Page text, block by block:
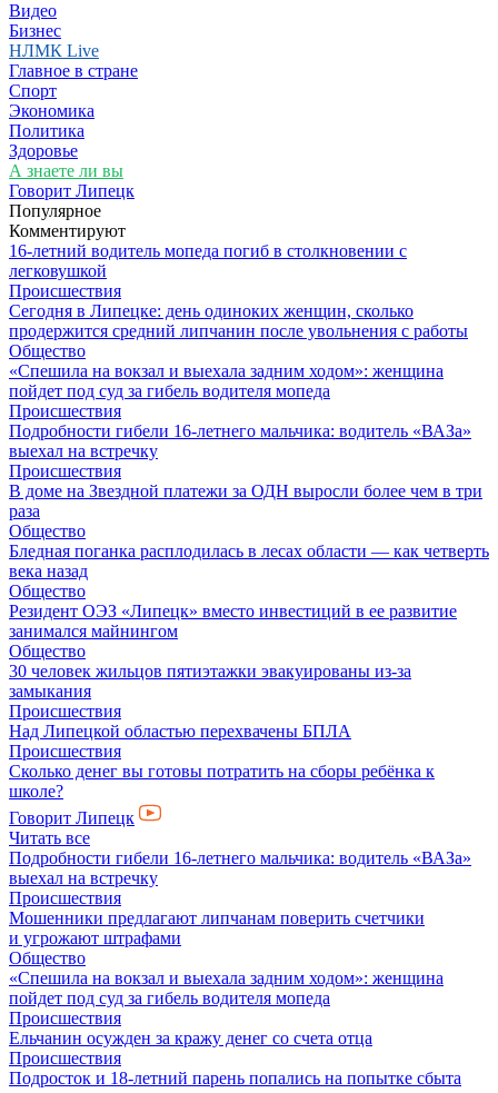
Видео
Бизнес
НЛМК Live
Главное в стране
Спорт
Экономика
Политика
Здоровье
А знаете ли вы
Говорит Липецк
Популярное
Комментируют
16-летний водитель мопеда погиб в столкновении с
легковушкой
Происшествия
Сегодня в Липецке: день одиноких женщин, сколько
продержится средний липчанин после увольнения с работы
Общество
«Спешила на вокзал и выехала задним ходом»: женщина
пойдет под суд за гибель водителя мопеда
Происшествия
Подробности гибели 16-летнего мальчика: водитель «ВАЗа»
выехал на встречку
Происшествия
В доме на Звездной платежи за ОДН выросли более чем в три
раза
Общество
Бледная поганка расплодилась в лесах области — как четверть
века назад
Общество
Резидент ОЭЗ «Липецк» вместо инвестиций в ее развитие
занимался майнингом
Общество
30 человек жильцов пятиэтажки эвакуированы из-за
замыкания
Происшествия
Над Липецкой областью перехвачены БПЛА
Происшествия
Сколько денег вы готовы потратить на сборы ребёнка к
школе?
Говорит Липецк
Читать все
Подробности гибели 16-летнего мальчика: водитель «ВАЗа»
выехал на встречку
Происшествия
Мошенники предлагают липчанам поверить счетчики
и угрожают штрафами
Общество
«Спешила на вокзал и выехала задним ходом»: женщина
пойдет под суд за гибель водителя мопеда
Происшествия
Ельчанин осужден за кражу денег со счета отца
Происшествия
Подросток и 18-летний парень попались на попытке сбыта